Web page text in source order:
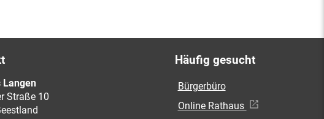
Langen
Straße 10
Häufig gesucht
Bürgerbüro
Online Rathaus